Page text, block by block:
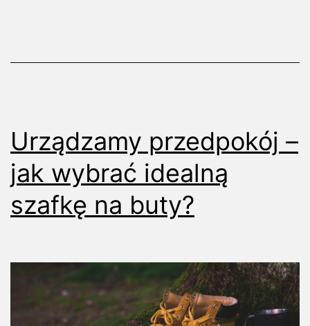
Urządzamy przedpokój –
jak wybrać idealną
szafkę na buty?